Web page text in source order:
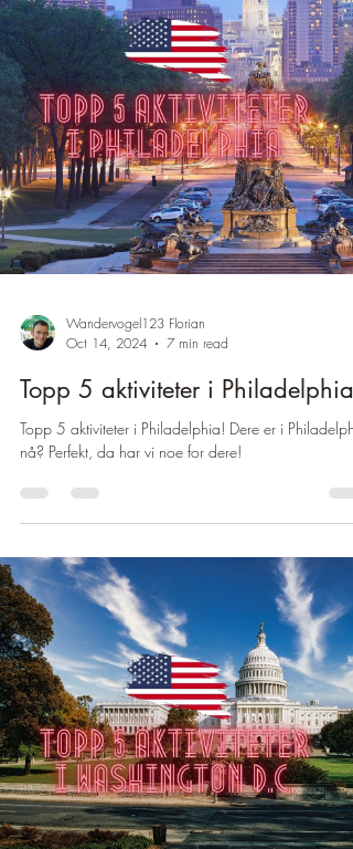
Wandervogel123 Florian
Oct 14, 2024
7 min read
Topp 5 aktiviteter i Philadelphia
Topp 5 aktiviteter i Philadelphia! Dere er i
nå? Perfekt, da har vi noe for dere!